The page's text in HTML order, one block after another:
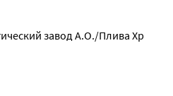
завод А.О./Плива Хр